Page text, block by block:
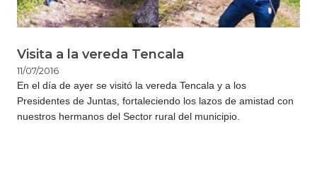
Visita a la vereda Tencala
11/07/2016
​En el día de ayer se visitó la vereda Tencala y a los
Presidentes de Juntas, fortaleciendo los lazos de amistad con
nuestros hermanos del Sector rural del municipio.